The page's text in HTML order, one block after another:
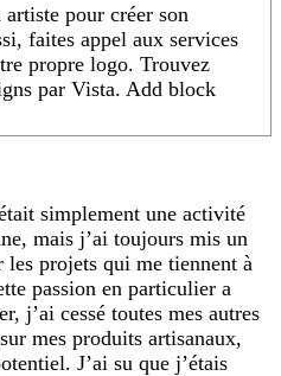
pour créer son
faites appel aux services
propre logo. Trouvez
par Vista. Add block
simplement une activité
mais j’ai toujours mis un
les projets qui me tiennent à
passion en particulier a
j’ai cessé toutes mes autres
mes produits artisanaux,
J’ai su que j’étais